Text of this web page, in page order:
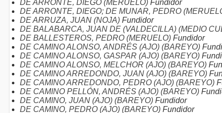
DE ARRONTE, DIEGO (MERUELO) Fundidor
DE ARRONTE, DIEGO; DE MUNAR, PEDRO
DE ARRUZA, JUAN (NOJA) Fundidor
DE BALABARCA, JUAN DE (VALDECILLA) (MEDIO
DE BALLESTEROS, PEDRO (MERUELO) Fundidor
DE CAMINO ALONSO, ANDRÉS (AJO) (BAREYO)
DE CAMINO ALONSO, GASPAR (AJO) (BAREYO)
DE CAMINO ALONSO, MELCHOR (AJO) (BAREYO)
DE CAMINO ARREDONDO, JUAN (AJO) (BAREYO)
DE CAMINO ARREDONDO, PEDRO (AJO) (BAREYO)
DE CAMINO PELLÓN, ANDRÉS (AJO) (BAREYO)
DE CAMINO, JUAN (AJO) (BAREYO) Fundidor
DE CAMINO, PEDRO (AJO) (BAREYO) Fundidor